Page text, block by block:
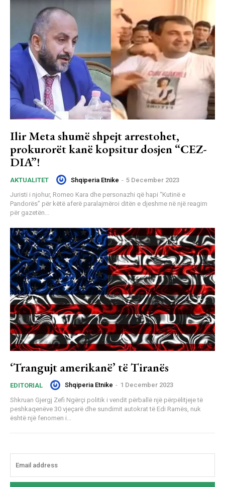
Ilir Meta shumë shpejt arrestohet,
prokurorët kanë kopsitur dosjen “CEZ-
DIA”!
AKTUALITET Shqiperia Etnike - 5 December 2023
Juristi i njohur, Romeo Kara dhe personazhi që hapi “Kutinë e
Pandorës” për këtë aferë paralajmëroi ditën e djeshme në një reagim
për gazetën...
‘Trangujt amerikanë’ të Tiranës
EDITORIAL Shqiperia Etnike - 1 December 2023
Shkruan Gjergj Zefi Ngërçi politik i vendit përballë një përpëlitjeje të
peshkaqenëve 30 vjeçarë dhe sundimit autokrat të Edi Ramës, nuk
është një fenomen i...